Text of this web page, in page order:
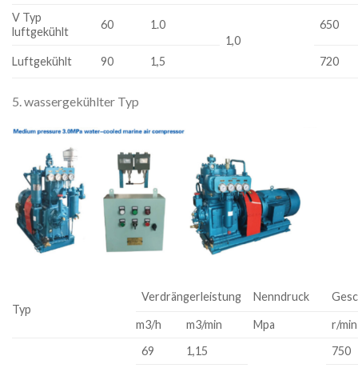
V Typ
luftgekühlt
60
1.0
1,0
650
Luftgekühlt 90 1,5 720
5. wassergekühlter Typ
Typ
Verdrängerleistung Nenndruck
m3/h m3/min Mpa r/min
69 1,15
750